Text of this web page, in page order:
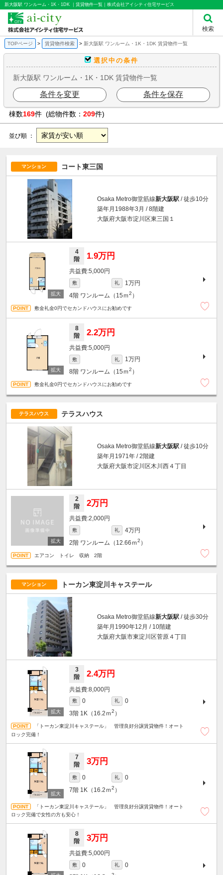
新大阪駅 ワンルーム・1K・1DK ｜賃貸物件一覧｜株式会社アイシティ住宅サービス
検索
TOPページ 賃貸物件検索 新大阪駅 ワンルーム・1K・1DK 賃貸物件一覧
選択中の条件
新大阪駅 ワンルーム・1K・1DK 賃貸物件一覧
条件を変更 条件を保存
棟数169件 (総物件数： 209件)
並び順 ：
マンション コート東三国
Osaka Metro御堂筋線新大阪駅 / 徒歩10分
築年月1988年3月 / 8階建
大阪府大阪市淀川区東三国１
4
階
1.9万円
5,000円
敷 礼
1万円
4階 ワンルーム（15ｍ2 ）
敷金礼金0円でセカンドハウスにお勧めです
8
階
2.2万円
5,000円
敷 礼
1万円
8階 ワンルーム（15ｍ2 ）
敷金礼金0円でセカンドハウスにお勧めです
テラスハウス テラスハウス
Osaka Metro御堂筋線新大阪駅 / 徒歩10分
築年月1971年 / 2階建
大阪府大阪市淀川区木川西４丁目
2
階
2万円
2,000円
敷 礼
4万円
2階 ワンルーム（12.66ｍ2 ）
エアコン トイレ 収納 2階
マンション トーカン東淀川キャステール
Osaka Metro御堂筋線新大阪駅 / 徒歩30分
築年月1990年12月 / 10階建
大阪府大阪市東淀川区菅原４丁目
3
階
2.4万円
8,000円
敷 0 礼
0
3階 1K（16.2ｍ2 ）
「トーカン東淀川キャステール」 管理良好分譲賃貸物件！オート
ロック完備！
7
階
3万円
敷 0 礼
0
7階 1K（16.2ｍ2 ）
「トーカン東淀川キャステール」 管理良好分譲賃貸物件！オート
ロック完備で女性の方も安心！
8
階
3万円
5,000円
敷 0 礼
0